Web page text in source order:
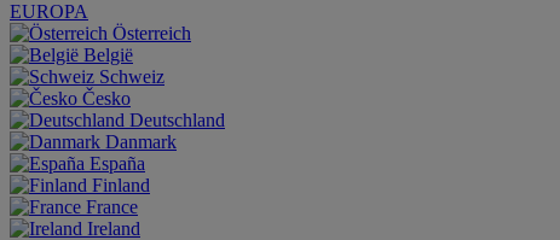
EUROPA
Österreich
België
Schweiz
Česko
Deutschland
Danmark
España
Finland
France
Ireland